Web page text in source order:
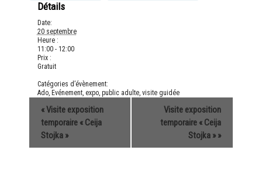
Détails
Date:
20 septembre
Heure :
11:00 - 12:00
Prix :
Gratuit
Catégories d’évènement:
Ado, Evénement, expo, public adulte, visite guidée
«Visite exposition
temporaire « Ceija
Stojka »
Visite exposition
temporaire « Ceija
Stojka »»